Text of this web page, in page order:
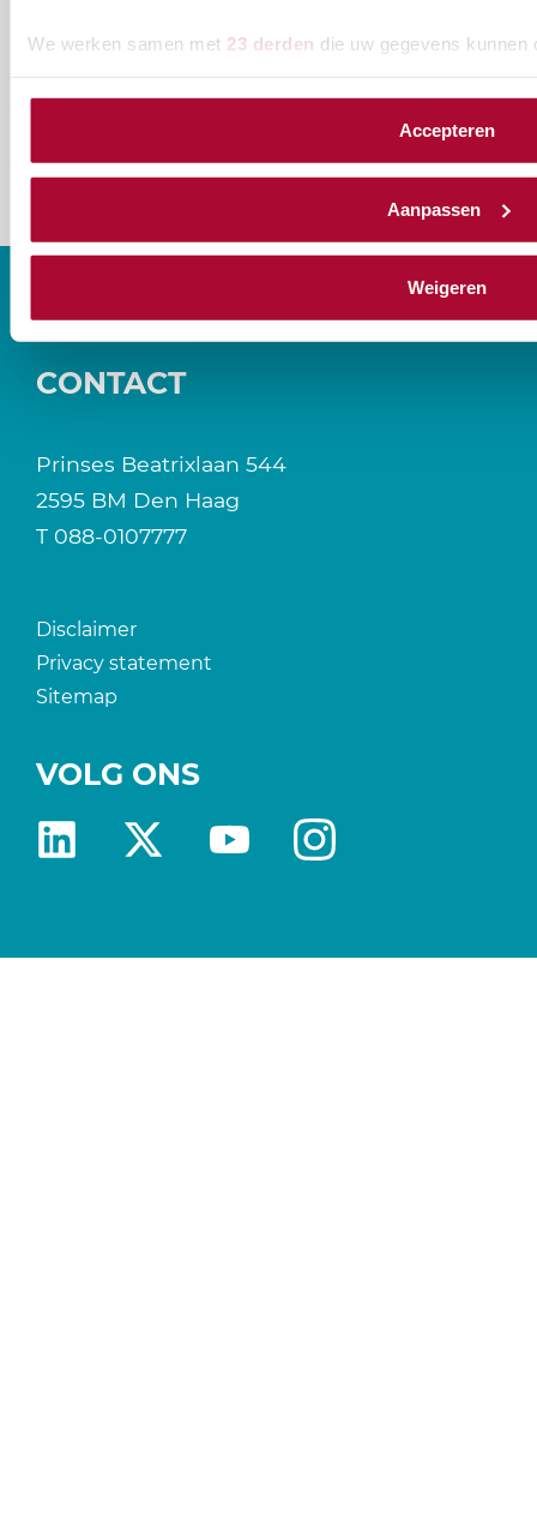
We werken samen met 23 derden die uw gegevens kunnen
Accepteren
Aanpassen
Weigeren
CONTACT
Prinses Beatrixlaan 544
2595 BM Den Haag
T 088-0107777
Disclaimer
Privacy statement
Sitemap
VOLG ONS